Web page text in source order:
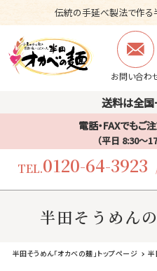
伝統の手延べ製法で作る
お問い合わ
送料は全
電話・FAXでもご
（平日 8:30〜
TEL.0120-64-3923
半田そうめん
半田そうめん「オカベの麺」トップページ 半